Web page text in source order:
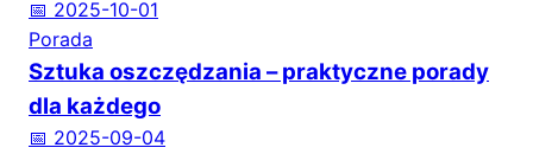
📅 2025-10-01
Porada
Sztuka oszczędzania – praktyczne porady
dla każdego
📅 2025-09-04